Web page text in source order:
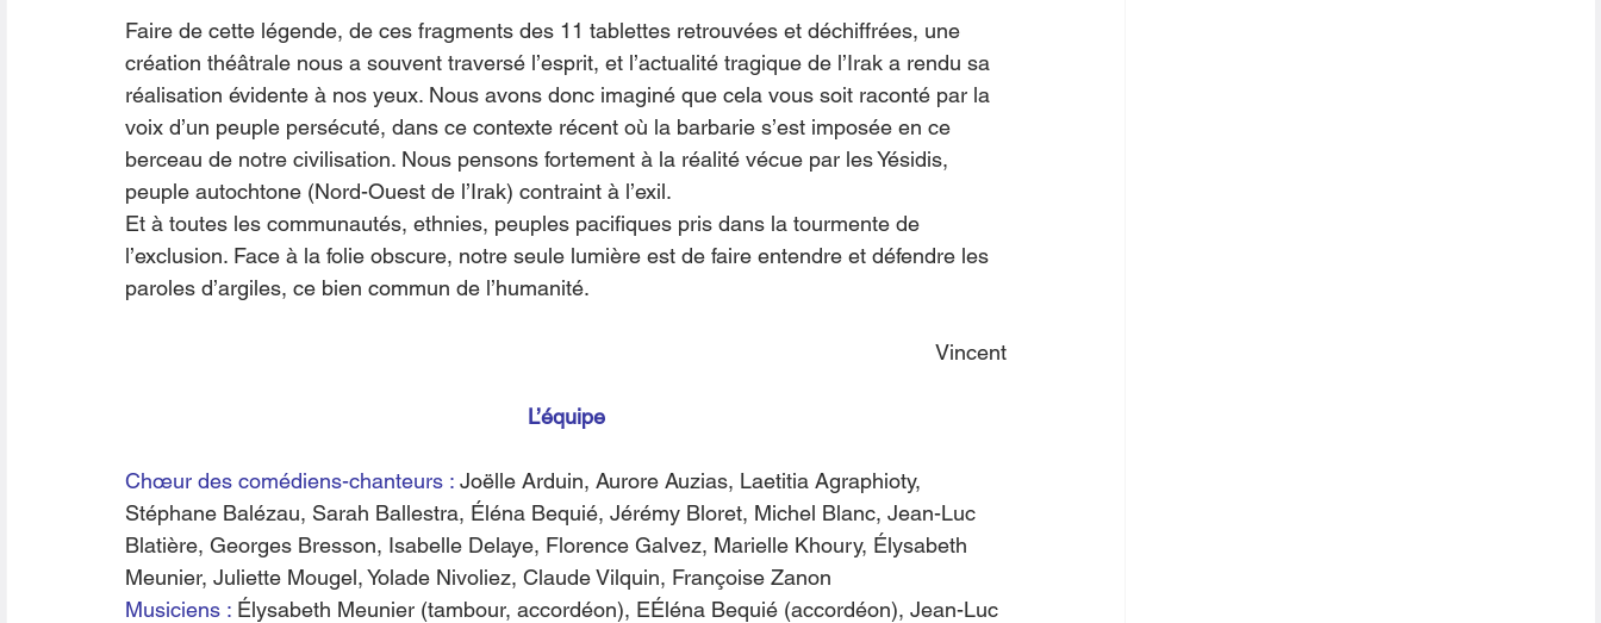
Faire de cette légende, de ces fragments des 11 tablettes retrouvées et déchiffrées, une
création théâtrale nous a souvent traversé l’esprit, et l’actualité tragique de l’Irak a rendu sa
réalisation évidente à nos yeux. Nous avons donc imaginé que cela vous soit raconté par la
voix d’un peuple persécuté, dans ce contexte récent où la barbarie s’est imposée en ce
berceau de notre civilisation. Nous pensons fortement à la réalité vécue par les Yésidis,
peuple autochtone (Nord-Ouest de l’Irak) contraint à l’exil.
Et à toutes les communautés, ethnies, peuples pacifiques pris dans la tourmente de
l’exclusion. Face à la folie obscure, notre seule lumière est de faire entendre et défendre les
paroles d’argiles, ce bien commun de l’humanité.
Vincent
L’équipe
Chœur des comédiens-chanteurs : Joëlle Arduin, Aurore Auzias, Laetitia Agraphioty,
Stéphane Balézau, Sarah Ballestra, Éléna Bequié, Jérémy Bloret, Michel Blanc, Jean-Luc
Blatière, Georges Bresson, Isabelle Delaye, Florence Galvez, Marielle Khoury, Élysabeth
Meunier, Juliette Mougel, Yolade Nivoliez, Claude Vilquin, Françoise Zanon
Musiciens : Élysabeth Meunier (tambour, accordéon), EÉléna Bequié (accordéon), Jean-Luc